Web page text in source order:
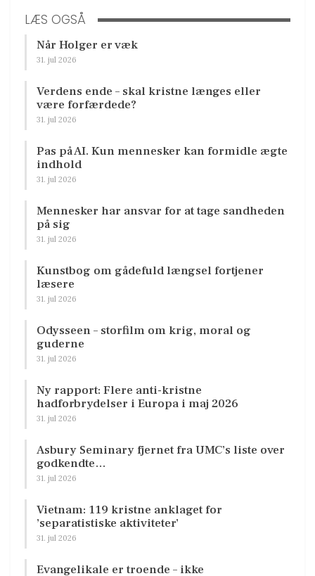
LÆS OGSÅ
Når Holger er væk
31. jul 2026
Verdens ende – skal kristne længes eller
være forfærdede?
31. jul 2026
Pas på AI. Kun mennesker kan formidle ægte
indhold
31. jul 2026
Mennesker har ansvar for at tage sandheden
på sig
31. jul 2026
Kunstbog om gådefuld længsel fortjener
læsere
31. jul 2026
Odysseen – storfilm om krig, moral og
guderne
31. jul 2026
Ny rapport: Flere anti-kristne
hadforbrydelser i Europa i maj 2026
31. jul 2026
Asbury Seminary fjernet fra UMC’s liste over
godkendte…
31. jul 2026
Vietnam: 119 kristne anklaget for
’separatistiske aktiviteter’
31. jul 2026
Evangelikale er troende – ikke